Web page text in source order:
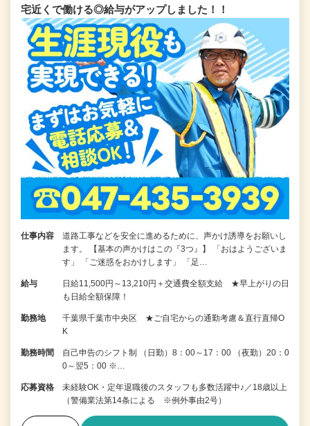
宅近くで働ける◎給与がアップしました！！
仕事内容
道路工事などを安全に進めるために、声かけ誘導をお願いし
ます。 【基本の声かけはこの『3つ』】 「おはようございま
す」 「ご迷惑をおかけします」 「足…
給与
日給11,500円～13,210円＋交通費全額支給 ★早上がりの日
も日給全額保障！
勤務地
千葉県千葉市中央区 ★ご自宅からの通勤考慮＆直行直帰O
K
勤務時間
自己申告のシフト制 （日勤）8：00～17：00 （夜勤）20：0
0～翌5：00 ※…
応募資格
未経験OK・定年退職後のスタッフも多数活躍中♪／18歳以上
（警備業法第14条による ※例外事由2号）